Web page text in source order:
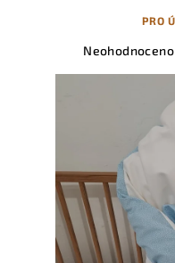
PRO
Průměrné
hvězdiček.
Neohodnoceno